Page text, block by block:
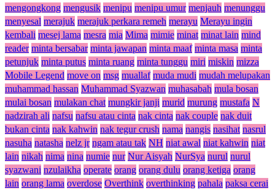
mengongkong mengusik menipu menipu umur menjauh menunggu
menyesal merajuk merajuk perkara remeh merayu Merayu ingin
kembali mesej lama mesra mia Mima mimie minat minat lain mind
reader minta bersabar minta jawapan minta maaf minta masa minta
petunjuk minta putus minta ruang minta tunggu miri miskin mizza
Mobile Legend move on msg muallaf muda mudi mudah melupakan
muhammad hassan Muhammad Syazwan muhasabah mula bosan
mulai bosan mulakan chat mungkir janji murid murung mustafa N
nadzirah ali nafsu nafsu atau cinta nak cinta nak couple nak duit
bukan cinta nak kahwin nak tegur crush nama nangis nasihat nasrul
nasuha natasha nelz jr ngam atau tak NH niat awal niat kahwin niat
lain nikah nima nina numie nur Nur Aisyah NurSya nurul nurul
syazwani nzulaikha operate orang orang dulu orang ketiga orang
lain orang lama overdose Overthink overthinking pahala paksa cerai